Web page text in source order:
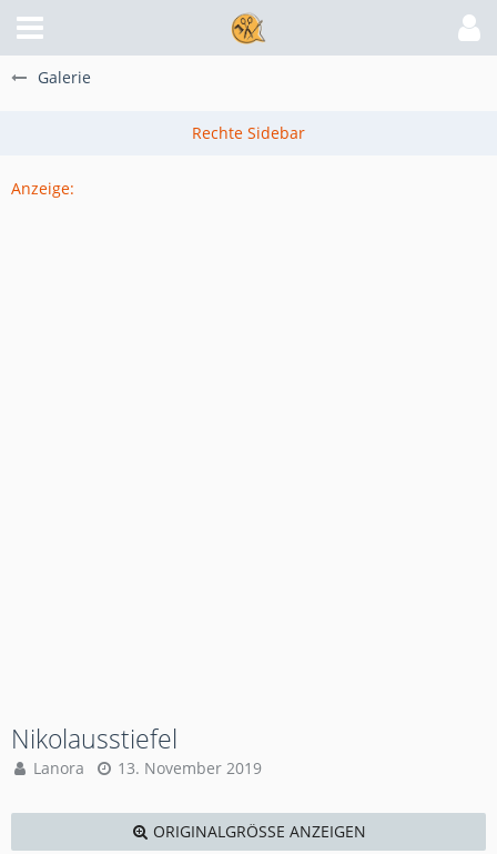
Galerie
Anzeige:
Nikolausstiefel
Lanora 13. November 2019
ORIGINALGRÖSSE ANZEIGEN